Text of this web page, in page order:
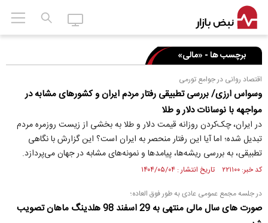
برچسب ها - «مالی»
اقتصاد روانی در جوامع تورمی
وسواس ارزی/ بررسی تطبیقی رفتار مردم ایران و کشورهای مشابه در
مواجهه با نوسانات دلار و طلا
در ایران، چک‌کردن روزانه قیمت دلار و طلا به بخشی از زیست روزمره مردم
تبدیل شده؛ اما آیا این رفتار منحصر به ایران است؟ این گزارش با نگاهی
تطبیقی، به بررسی ریشه‌ها، پیامدها و نمونه‌های مشابه در جهان می‌پردازد.
کد خبر: ۲۲۱۱۰۰ تاریخ انتشار : ۱۴۰۴/۰۵/۰۴
در جلسه مجمع عمومی عادی به طور فوق العاده؛
صورت های سال مالی منتهی به 29 اسفند 98 هلدینگ ماهان تصویب